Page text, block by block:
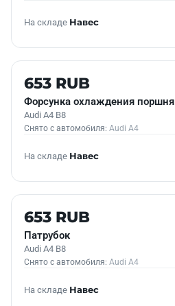
На складе Навес
Б/У В НАЛИЧИИ
653 RUB
Форсунка охлаждения поршня
Audi A4 B8
Снято с автомобиля: Audi A4
На складе Навес
Б/У В НАЛИЧИИ
653 RUB
Патрубок
Audi A4 B8
Снято с автомобиля: Audi A4
На складе Навес